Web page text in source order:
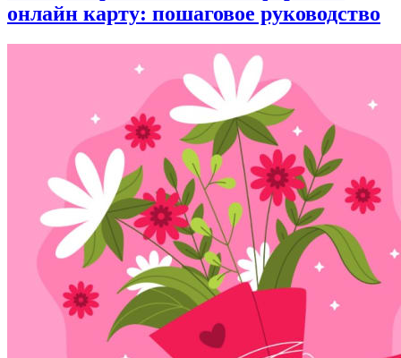
онлайн карту: пошаговое руководство